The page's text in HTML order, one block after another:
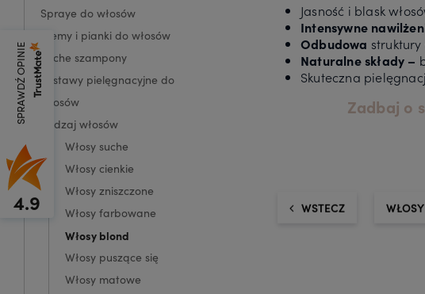
Spraye do włosów
Kremy i pianki do włosów
Suche szampony
Zestawy pielęgnacyjne do
włosów
Rodzaj włosów
Włosy suche
Włosy cienkie
Włosy zniszczone
Włosy farbowane
Włosy blond
Włosy puszące się
Włosy matowe
Jasność i blask
Intensywne
Odbudowa
Naturalne składy –
Skuteczna
Zadbaj o
WSTECZ
SPRAWDŹ OPINIE
4.9